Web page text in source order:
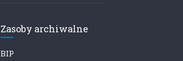
Zasoby archiwalne
BIP